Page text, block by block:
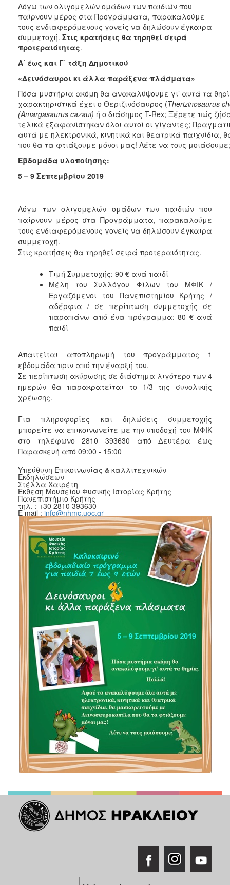
Λόγω των ολιγομελών ομάδων των παιδιών που
παίρνουν μέρος στα Προγράμματα, παρακαλούμε
τους ενδιαφερόμενους γονείς να δηλώσουν έγκαιρα
συμμετοχή. Στις κρατήσεις θα τηρηθεί σειρά
προτεραιότητας.
A΄ έως και Γ΄ τάξη Δημοτικού
«Δεινόσαυροι κι άλλα παράξενα πλάσματα»
Πόσα μυστήρια ακόμη θα ανακαλύψουμε γι’ αυτά τα
χαρακτηριστικά έχει ο Θεριζινόσαυρος (Therizinosaurus
(Amargasaurus cazaui) ή ο διάσημος T-Rex; Ξέρετε πώς
τελικά εξαφανίστηκαν όλοι αυτοί οι γίγαντες;
αυτά με ηλεκτρονικά, κινητικά και θεατρικά
που θα τα φτιάξουμε μόνοι μας! Λέτε να τους μοιάσουμε;
Εβδομάδα υλοποίησης:
5 – 9 Σεπτεμβρίου 2019
Λόγω των ολιγομελών ομάδων των παιδιών που
παίρνουν μέρος στα Προγράμματα, παρακαλούμε
τους ενδιαφερόμενους γονείς να δηλώσουν έγκαιρα
συμμετοχή.
Στις κρατήσεις θα τηρηθεί σειρά προτεραιότητας.
Τιμή Συμμετοχής: 90 € ανά παιδί
Μέλη του Συλλόγου Φίλων του ΜΦΙΚ /
Εργαζόμενοι του Πανεπιστημίου Κρήτης /
αδέρφια / σε περίπτωση συμμετοχής σε
παραπάνω από ένα πρόγραμμα: 80 € ανά
παιδί
Απαιτείται αποπληρωμή του προγράμματος 1
εβδομάδα πριν από την έναρξή του.
Σε περίπτωση ακύρωσης σε διάστημα λιγότερο των 4
ημερών θα παρακρατείται το 1/3 της συνολικής
χρέωσης.
Για πληροφορίες και δηλώσεις συμμετοχής
μπορείτε να επικοινωνείτε με την υποδοχή του ΜΦΙΚ
στο τηλέφωνο 2810 393630 από Δευτέρα έως
Παρασκευή από 09:00 - 15:00
Υπεύθυνη Επικοινωνίας & καλλιτεχνικών
Εκδηλώσεων
Στέλλα Χαιρέτη
Έκθεση Μουσείου Φυσικής Ιστορίας Κρήτης
Πανεπιστήμιο Κρήτης
τηλ. : +30 2810 393630
E mail : info@nhmc.uoc.gr